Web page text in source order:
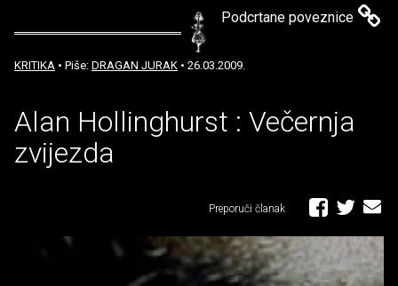
Podcrtane poveznice
KRITIKA • Piše: DRAGAN JURAK • 26.03.2009.
Alan Hollinghurst : Večernja
zvijezda
Preporuči članak